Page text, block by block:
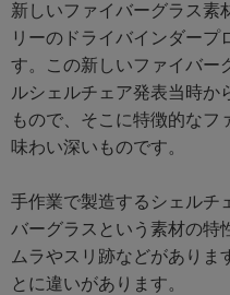
新しいファイバーグラス素
リーのドライバインダー
す。この新しいファイバー
ルシェルチェア発表当時か
もので、そこに特徴的なフ
味わい深いものです。
手作業で製造するシェルチ
バーグラスという素材の特
ムラやスリ跡などがありま
とに違いがあります。